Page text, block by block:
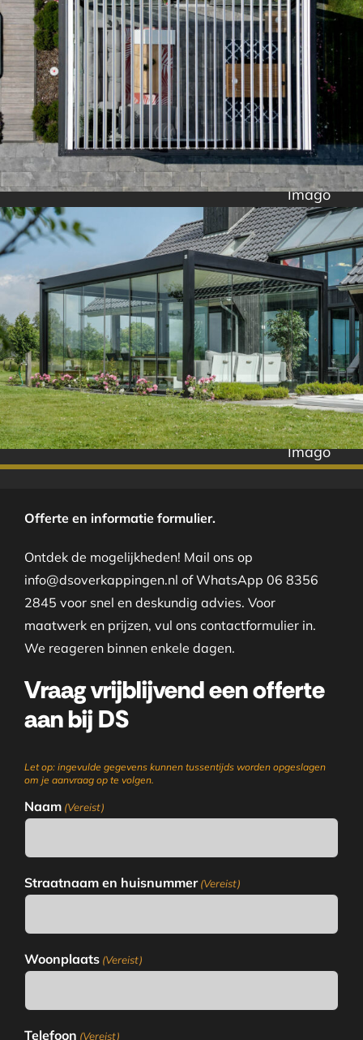
Imago
Imago
Offerte en informatie formulier.
Ontdek de mogelijkheden! Mail ons op
info@dsoverkappingen.nl of WhatsApp 06 8356
2845 voor snel en deskundig advies. Voor
maatwerk en prijzen, vul ons contactformulier in.
We reageren binnen enkele dagen.
Vraag vrijblijvend een offerte
aan bij DS
Let op: ingevulde gegevens kunnen tussentijds worden opgeslagen
om je aanvraag op te volgen.
Naam (Vereist)
Straatnaam en huisnummer (Vereist)
Woonplaats (Vereist)
Telefoon (Vereist)